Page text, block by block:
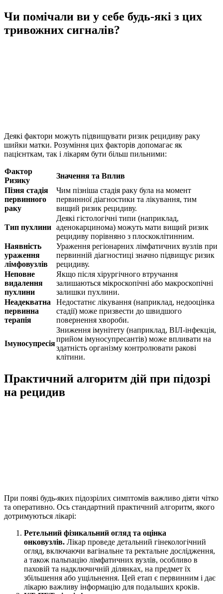
Чи помічали ви у себе будь-які з цих
тривожних сигналів?
Деякі фактори можуть підвищувати ризик рецидиву раку
шийки матки. Розуміння цих факторів допомагає як
пацієнткам, так і лікарям бути більш пильними:
Фактор
Ризику
Значення та Вплив
Пізня стадія
первинного
раку
Чим пізніша стадія раку була на момент
первинної діагностики та лікування, тим
вищий ризик рецидиву.
Тип пухлини
Деякі гістологічні типи (наприклад,
аденокарцинома) можуть мати вищий ризик
рецидиву порівняно з плоскоклітинним.
Наявність
ураження
лімфовузлів
Ураження регіонарних лімфатичних вузлів при
первинній діагностиці значно підвищує ризик
рецидиву.
Неповне
видалення
пухлини
Якщо після хірургічного втручання
залишаються мікроскопічні або макроскопічні
залишки пухлини.
Неадекватна
первинна
терапія
Недостатнє лікування (наприклад, недооцінка
стадії) може призвести до швидшого
повернення хвороби.
Імуносупресія
Зниження імунітету (наприклад, ВІЛ-інфекція,
прийом імуносупресантів) може впливати на
здатність організму контролювати ракові
клітини.
Практичний алгоритм дій при підозрі
на рецидив
При появі будь-яких підозрілих симптомів важливо діяти чітко
та оперативно. Ось стандартний практичний алгоритм, якого
дотримуються лікарі:
Ретельний фізикальний огляд та оцінка
онковузлів. Лікар проведе детальний гінекологічний
огляд, включаючи вагінальне та ректальне дослідження,
а також пальпацію лімфатичних вузлів, особливо в
паховій та надключичній ділянках, на предмет їх
збільшення або ущільнення. Цей етап є первинним і дає
лікарю важливу інформацію для подальших кроків.